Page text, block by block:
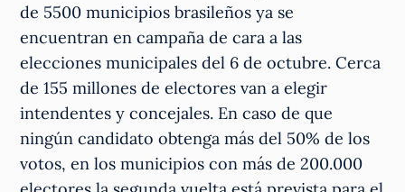
de 5500 municipios brasileños ya se
encuentran en campaña de cara a las
elecciones municipales del 6 de octubre. Cerca
de 155 millones de electores van a elegir
intendentes y concejales. En caso de que
ningún candidato obtenga más del 50% de los
votos, en los municipios con más de 200.000